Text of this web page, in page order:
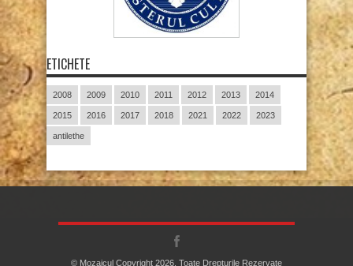
ETICHETE
2008 2009 2010 2011 2012 2013 2014
2015 2016 2017 2018 2021 2022 2023
antilethe
© Mozaicul Copyright 2026, Toate Drepturile Rezervate